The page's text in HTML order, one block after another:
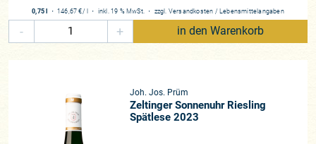
0,75 l ・ 146,67 € / l ・ inkl. 19 % MwSt. ・ zzgl. Versandkosten / Lebensmittelangaben
- + in den Warenkorb
Joh. Jos. Prüm
Zeltinger Sonnenuhr Riesling
Spätlese 2023